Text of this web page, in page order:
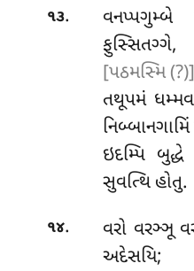
૧૩.
[પઠમસ્મિ (?)]
તથૂપમં
ઇદમ્પિ
સુવત્થિ હોતુ.
૧૪.
વરો વરઞ્ઞૂ
અદેસયિ;